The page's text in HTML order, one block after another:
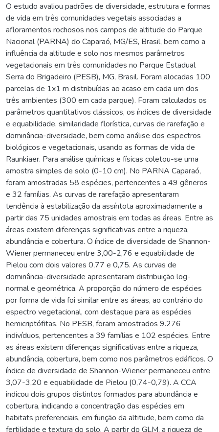
O estudo avaliou padrões de diversidade, estrutura e formas
de vida em três comunidades vegetais associadas a
afloramentos rochosos nos campos de altitude do Parque
Nacional (PARNA) do Caparaó, MG/ES, Brasil, bem como a
influência da altitude e solo nos mesmos parâmetros
vegetacionais em três comunidades no Parque Estadual
Serra do Brigadeiro (PESB), MG, Brasil. Foram alocadas 100
parcelas de 1x1 m distribuídas ao acaso em cada um dos
três ambientes (300 em cada parque). Foram calculados os
parâmetros quantitativos clássicos, os índices de diversidade
e equabilidade, similaridade florística, curvas de rarefação e
dominância-diversidade, bem como análise dos espectros
biológicos e vegetacionais, usando as formas de vida de
Raunkiaer. Para análise químicas e físicas coletou-se uma
amostra simples de solo (0-10 cm). No PARNA Caparaó,
foram amostradas 58 espécies, pertencentes a 49 gêneros
e 32 famílias. As curvas de rarefação apresentaram
tendência à estabilização da assíntota aproximadamente a
partir das 75 unidades amostrais em todas as áreas. Entre as
áreas existem diferenças significativas entre a riqueza,
abundância e cobertura. O índice de diversidade de Shannon-
Wiener permaneceu entre 3,00-2,76 e equabilidade de
Pielou com dois valores 0,77 e 0,75. As curvas de
dominância-diversidade apresentaram distribuição log-
normal e geométrica. A proporção do número de espécies
por forma de vida foi similar entre as áreas, ao contrário do
espectro vegetacional, com destaque para as espécies
hemicriptófitas. No PESB, foram amostrados 9.276
indivíduos, pertencentes a 39 famílias e 102 espécies. Entre
as áreas existem diferenças significativas entre a riqueza,
abundância, cobertura, bem como nos parâmetros edáficos. O
índice de diversidade de Shannon-Wiener permaneceu entre
3,07-3,20 e equabilidade de Pielou (0,74-0,79). A CCA
indicou dois grupos distintos formados para abundância e
cobertura, indicando a concentração das espécies em
habitats preferenciais, em função da altitude, bem como da
fertilidade e textura do solo. A partir do GLM, a riqueza de